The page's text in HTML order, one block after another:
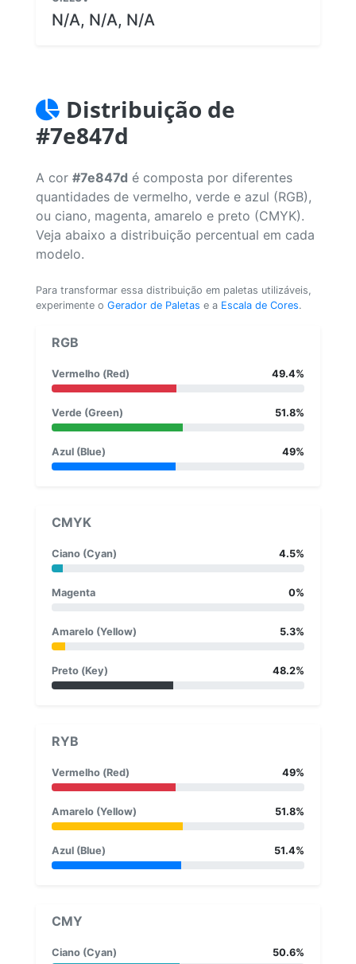
N/A, N/A, N/A
Distribuição de
#7e847d
A cor #7e847d é composta por diferentes
quantidades de vermelho, verde e azul (RGB),
ou ciano, magenta, amarelo e preto (CMYK).
Veja abaixo a distribuição percentual em cada
modelo.
Para transformar essa distribuição em paletas utilizáveis,
experimente o Gerador de Paletas e a Escala de Cores.
RGB
Vermelho (Red) 49.4%
Verde (Green) 51.8%
Azul (Blue) 49%
CMYK
Ciano (Cyan) 4.5%
Magenta 0%
Amarelo (Yellow) 5.3%
Preto (Key) 48.2%
RYB
Vermelho (Red) 49%
Amarelo (Yellow) 51.8%
Azul (Blue) 51.4%
CMY
Ciano (Cyan) 50.6%